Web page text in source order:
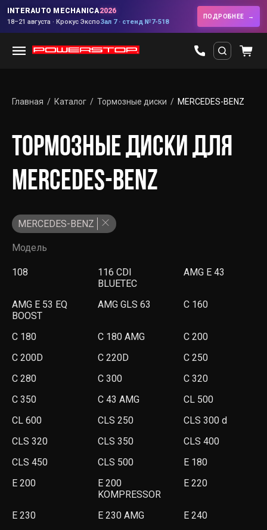
INTERAUTO MECHANICA2026
18–21 августа · Крокус ЭкспоЗал 7 · стенд №7-518
ПОДРОБНЕЕ
Главная Каталог Тормозные диски MERCEDES-BENZ
ТОРМОЗНЫЕ ДИСКИ ДЛЯ
MERCEDES-BENZ
MERCEDES-BENZ
Модель
108
116 CDI
BLUETEC
AMG E 43
AMG E 53 EQ
BOOST
AMG GLS 63 C 160
C 180 C 180 AMG
C 200
C 200D
C 220D
C 250
C 280
C 300
C 320
C 350
C 43 AMG
CL 500
CL 600
CLS 250
CLS 300 d
CLS 320
CLS 350
CLS 400
CLS 450
CLS 500
E 180
E 200
E 200
KOMPRESSOR
E 220
E 230 E 230 AMG
E 240